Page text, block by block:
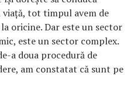
tot timpul avem de
oricine. Dar este un sector
este un sector complex.
a doua procedură de
am constatat că sunt pe